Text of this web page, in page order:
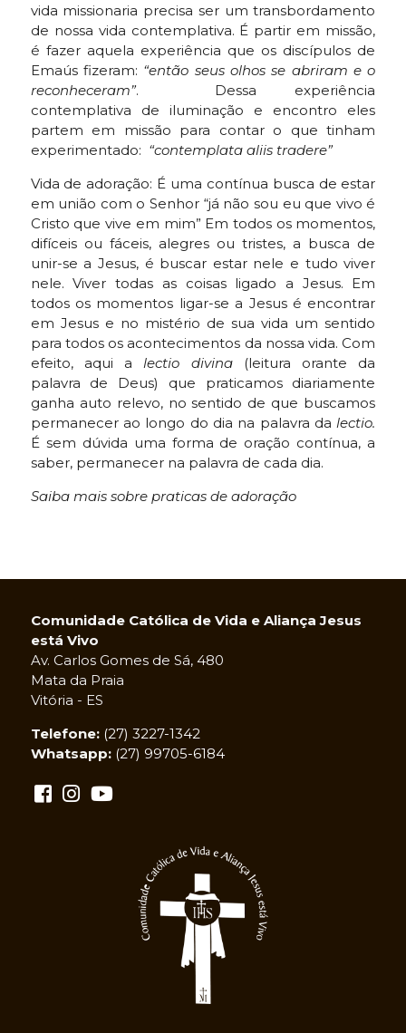
vida missionaria precisa ser um transbordamento
de nossa vida contemplativa. É partir em missão,
é fazer aquela experiência que os discípulos de
Emaús fizeram: “então seus olhos se abriram e o
reconheceram”. Dessa experiência
contemplativa de iluminação e encontro eles
partem em missão para contar o que tinham
experimentado: “contemplata aliis tradere”
Vida de adoração: É uma contínua busca de estar
em união com o Senhor “já não sou eu que vivo é
Cristo que vive em mim” Em todos os momentos,
difíceis ou fáceis, alegres ou tristes, a busca de
unir-se a Jesus, é buscar estar nele e tudo viver
nele. Viver todas as coisas ligado a Jesus. Em
todos os momentos ligar-se a Jesus é encontrar
em Jesus e no mistério de sua vida um sentido
para todos os acontecimentos da nossa vida. Com
efeito, aqui alectio divina(leitura orante da
palavra de Deus) que praticamos diariamente
ganha auto relevo, no sentido de que buscamos
permanecer ao longo do dia na palavra dalectio.
É sem dúvida uma forma de oração contínua, a
saber, permanecer na palavra de cada dia.
Saiba mais sobre praticas de adoração
Comunidade Católica de Vida e Aliança Jesus
está Vivo
Av. Carlos Gomes de Sá, 480
Mata da Praia
Vitória - ES
Telefone: (27) 3227-1342
Whatsapp: (27) 99705-6184